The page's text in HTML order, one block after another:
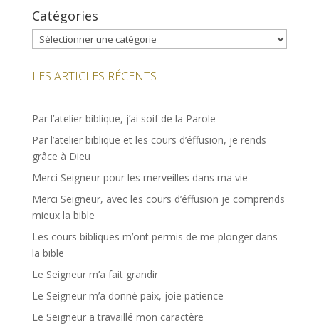
Catégories
Catégories
LES ARTICLES RÉCENTS
Par l’atelier biblique, j’ai soif de la Parole
Par l’atelier biblique et les cours d’éffusion, je rends
grâce à Dieu
Merci Seigneur pour les merveilles dans ma vie
Merci Seigneur, avec les cours d’éffusion je comprends
mieux la bible
Les cours bibliques m’ont permis de me plonger dans
la bible
Le Seigneur m’a fait grandir
Le Seigneur m’a donné paix, joie patience
Le Seigneur a travaillé mon caractère